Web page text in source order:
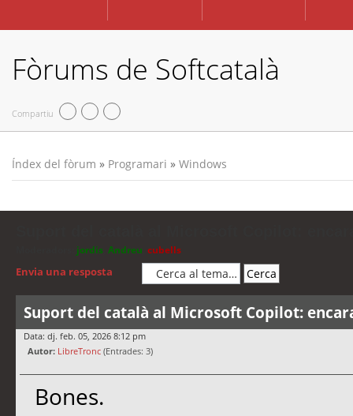
Fòrums de Softcatalà
Compartiu
Índex del fòrum » Programari » Windows
jordis Andreu cubells
Envia una resposta
Suport del català al Microsoft Copilot:
Data: dj. feb. 05, 2026 8:12 pm
Autor: LibreTronc (Entrades: 3)
Bones.